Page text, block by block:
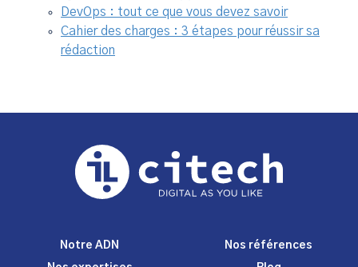
DevOps : tout ce que vous devez savoir
Cahier des charges : 3 étapes pour réussir sa
rédaction
Notre ADN
Nos références